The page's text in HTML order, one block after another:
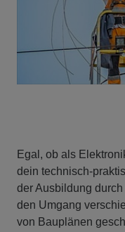
Egal, ob als
dein technisch-
der Ausbildung
den Umgang
von Bauplänen